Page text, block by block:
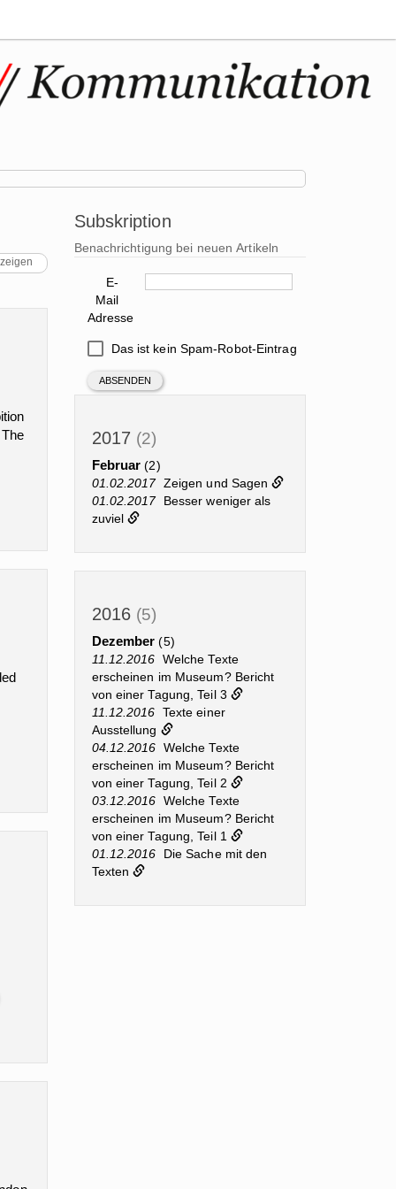
Subskription
Benachrichtigung bei neuen Artikeln
E-
Mail
Adresse
Das ist kein Spam-Robot-Eintrag
2017 (2)
Februar(2)
01.02.2017 Zeigen und Sagen
01.02.2017 Besser weniger als
zuviel
2016 (5)
Dezember(5)
11.12.2016 Welche Texte
erscheinen im Museum? Bericht
von einer Tagung, Teil 3
11.12.2016 Texte einer
Ausstellung
04.12.2016 Welche Texte
erscheinen im Museum? Bericht
von einer Tagung, Teil 2
03.12.2016 Welche Texte
erscheinen im Museum? Bericht
von einer Tagung, Teil 1
01.12.2016
Die Sache mit den
Texten